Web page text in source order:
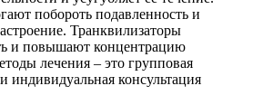
побороть подавленность и
Транквилизаторы
и повышают концентрацию
лечения – это групповая
индивидуальная консультация